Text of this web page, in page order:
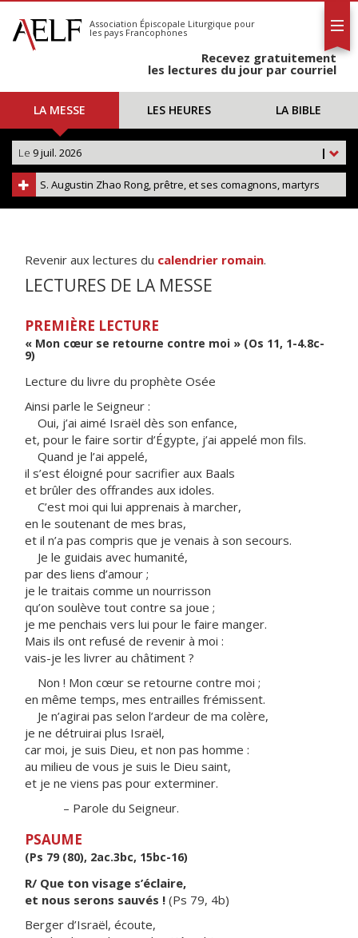
S'abonner
Calendrier
Association Épiscopale Liturgique pour
les pays Francophones
Recevez gratuitement
les lectures du jour par courriel
LA MESSE LES HEURES LA BIBLE
|
Le 9 juil. 2026
S. Augustin Zhao Rong, prêtre, et ses comagnons, martyrs
Revenir aux lectures du calendrier romain.
LECTURES DE LA MESSE
PREMIÈRE LECTURE
« Mon cœur se retourne contre moi » (Os 11, 1-4.8c-
9)
Lecture du livre du prophète Osée
Ainsi parle le Seigneur :
Oui, j’ai aimé Israël dès son enfance,
et, pour le faire sortir d’Égypte, j’ai appelé mon fils.
Quand je l’ai appelé,
il s’est éloigné pour sacrifier aux Baals
et brûler des offrandes aux idoles.
C’est moi qui lui apprenais à marcher,
en le soutenant de mes bras,
et il n’a pas compris que je venais à son secours.
Je le guidais avec humanité,
par des liens d’amour ;
je le traitais comme un nourrisson
qu’on soulève tout contre sa joue ;
je me penchais vers lui pour le faire manger.
Mais ils ont refusé de revenir à moi :
vais-je les livrer au châtiment ?
Non ! Mon cœur se retourne contre moi ;
en même temps, mes entrailles frémissent.
Je n’agirai pas selon l’ardeur de ma colère,
je ne détruirai plus Israël,
car moi, je suis Dieu, et non pas homme :
au milieu de vous je suis le Dieu saint,
et je ne viens pas pour exterminer.
– Parole du Seigneur.
PSAUME
(Ps 79 (80), 2ac.3bc, 15bc-16)
R/ Que ton visage s’éclaire,
et nous serons sauvés ! (Ps 79, 4b)
Berger d’Israël, écoute,